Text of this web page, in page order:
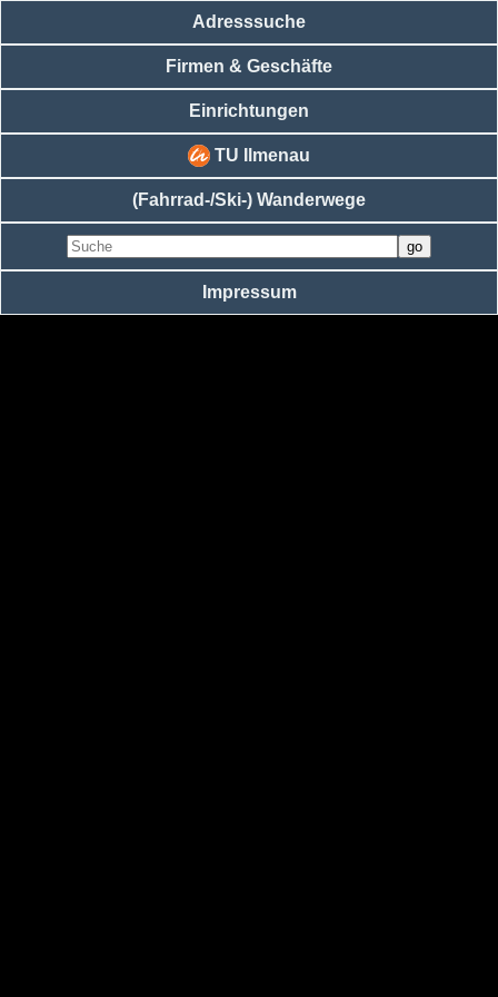
Adresssuche
Firmen & Geschäfte
Einrichtungen
TU Ilmenau
(Fahrrad-/Ski-) Wanderwege
Impressum